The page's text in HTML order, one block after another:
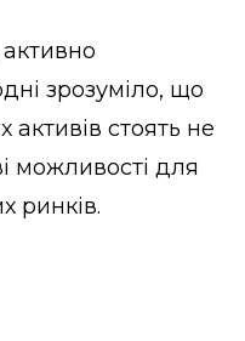
зрозуміло, що
активів стоять не
можливості для
ринків.